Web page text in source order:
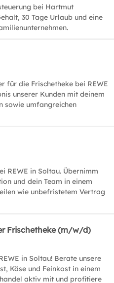
bei Hartmut
30 Tage Urlaub und eine
für die Frischetheke bei REWE
unserer Kunden mit deinem
sowie umfangreichen
REWE in Soltau. Übernimm
und dein Team in einem
wie unbefristetem Vertrag
Frischetheke (m/w/d)
in Soltau! Berate unsere
Käse und Feinkost in einem
aktiv mit und profitiere